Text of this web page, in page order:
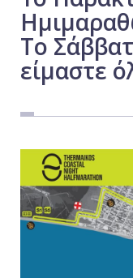
Το
είμαστε